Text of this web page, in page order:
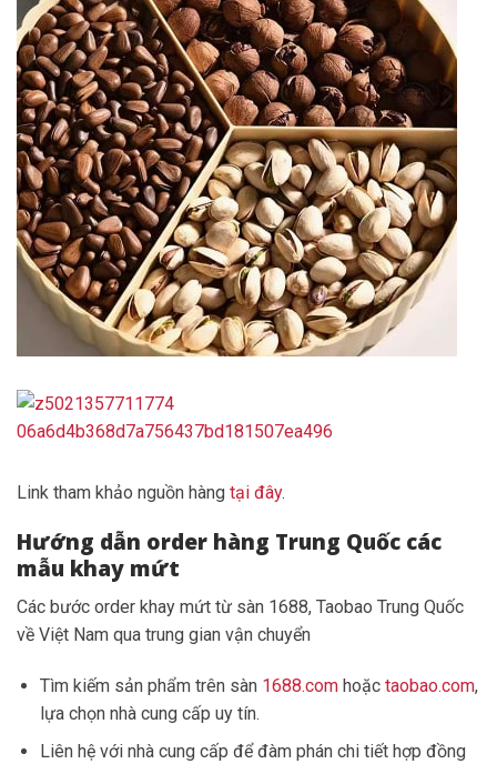
Link tham khảo nguồn hàng tại đây.
Hướng dẫn order hàng Trung Quốc các
mẫu khay mứt
Các bước order khay mứt từ sàn 1688, Taobao Trung Quốc
về Việt Nam qua trung gian vận chuyển
Tìm kiếm sản phẩm trên sàn 1688.comhoặc taobao.com,
lựa chọn nhà cung cấp uy tín.
Liên hệ với nhà cung cấp để đàm phán chi tiết hợp đồng